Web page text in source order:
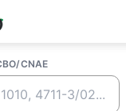
CNAE